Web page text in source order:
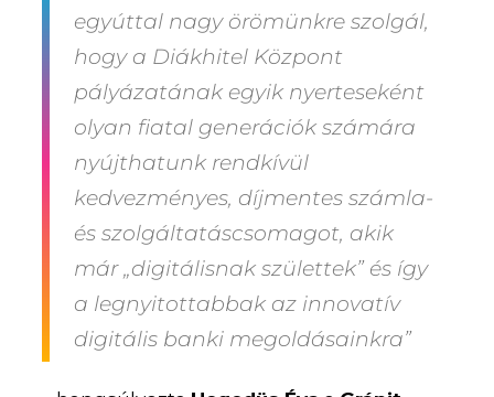
egyúttal nagy örömünkre szolgál,
hogy a Diákhitel Központ
pályázatának egyik nyerteseként
olyan fiatal generációk számára
nyújthatunk rendkívül
kedvezményes, díjmentes számla-
és szolgáltatáscsomagot, akik
már „digitálisnak születtek” és így
a legnyitottabbak az innovatív
digitális banki megoldásainkra”